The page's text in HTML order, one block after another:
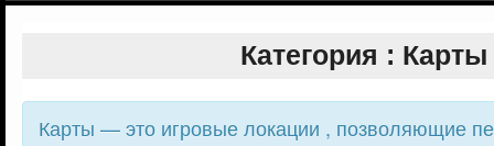
Категория : Карты
Карты — это игровые локации , позволяющие